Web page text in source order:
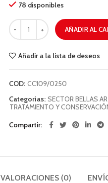
78 disponibles
AÑADIR AL
Añadir a la lista de deseos
COD: CC109/0250
Categorías: SECTOR BELLAS
TRATAMIENTO Y
Compartir
VALORACIONES (0)